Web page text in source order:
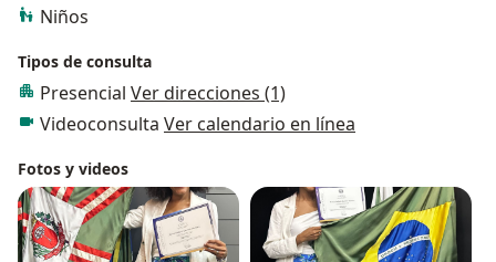
Niños
Tipos de consulta
Presencial Ver direcciones (1)
Videoconsulta Ver calendario en línea
Fotos y videos